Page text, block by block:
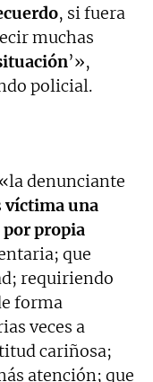
, si fuera
muchas
’»,
policial.
denunciante
víctima una
propia
que
requiriendo
forma
veces a
cariñosa;
atención; que